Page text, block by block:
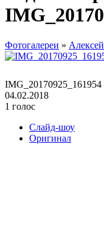
Фотогалереи »
IMG_20170925_161954
04.02.2018
1 голос
Слайд-шоу
Оригинал